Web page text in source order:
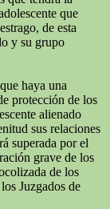
que
de esta
y su grupo
haya una
protección de los
alienado
sus relaciones
superada por el
grave de los
de los
Juzgados de